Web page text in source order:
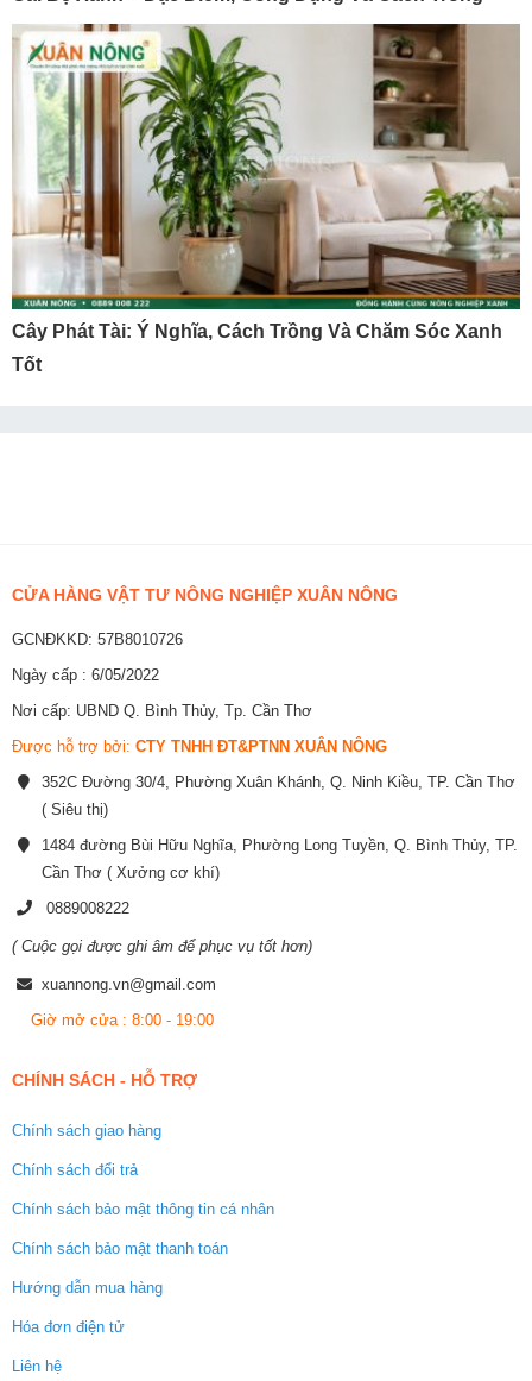
Cây Phát Tài: Ý Nghĩa, Cách Trồng Và Chăm Sóc Xanh
Tốt
CỬA HÀNG VẬT TƯ NÔNG NGHIỆP XUÂN NÔNG
GCNĐKKD: 57B8010726
Ngày cấp : 6/05/2022
Nơi cấp: UBND Q. Bình Thủy, Tp. Cần Thơ
Được hỗ trợ bởi: CTY TNHH ĐT&PTNN XUÂN NÔNG
352C Đường 30/4, Phường Xuân Khánh, Q. Ninh Kiều, TP. Cần Thơ
( Siêu thị)
1484 đường Bùi Hữu Nghĩa, Phường Long Tuyền, Q. Bình Thủy, TP.
Cần Thơ ( Xưởng cơ khí)
0889008222
( Cuộc gọi được ghi âm để phục vụ tốt hơn)
xuannong.vn@gmail.com
Giờ mở cửa : 8:00 - 19:00
CHÍNH SÁCH - HỖ TRỢ
Chính sách giao hàng
Chính sách đổi trả
Chính sách bảo mật thông tin cá nhân
Chính sách bảo mật thanh toán
Hướng dẫn mua hàng
Hóa đơn điện tử
Liên hệ